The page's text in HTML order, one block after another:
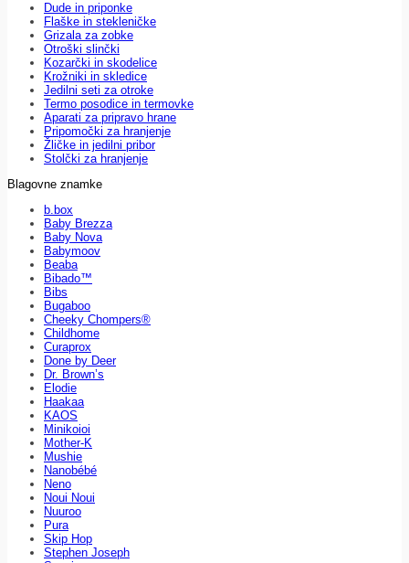
Dude in priponke
Flaške in stekleničke
Grizala za zobke
Otroški slinčki
Kozarčki in skodelice
Krožniki in skledice
Jedilni seti za otroke
Termo posodice in termovke
Aparati za pripravo hrane
Pripomočki za hranjenje
Žličke in jedilni pribor
Stolčki za hranjenje
Blagovne znamke
b.box
Baby Brezza
Baby Nova
Babymoov
Beaba
Bibado™
Bibs
Bugaboo
Cheeky Chompers®
Childhome
Curaprox
Done by Deer
Dr. Brown’s
Elodie
Haakaa
KAOS
Minikoioi
Mother-K
Mushie
Nanobébé
Neno
Noui Noui
Nuuroo
Pura
Skip Hop
Stephen Joseph